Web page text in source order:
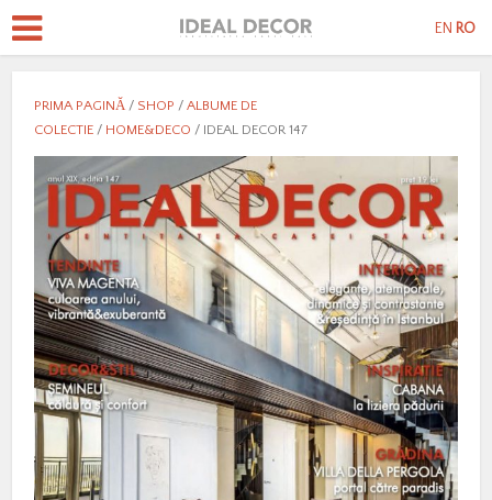
PRIMA PAGINĂ / SHOP /ALBUME DE
COLECTIE / HOME&DECO / IDEAL DECOR 147
EN RO